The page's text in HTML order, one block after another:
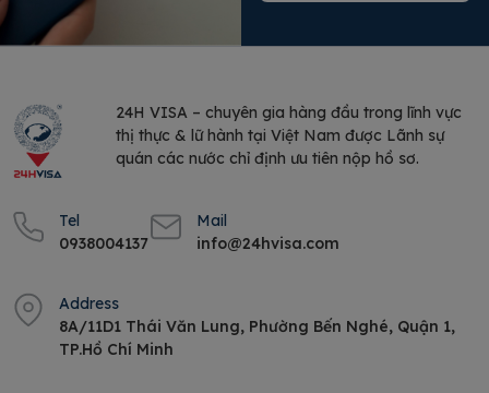
24H VISA – chuyên gia hàng đầu trong lĩnh vực
thị thực & lữ hành tại Việt Nam được Lãnh sự
quán các nước chỉ định ưu tiên nộp hồ sơ.
Tel
0938004137
Mail
info@24hvisa.com
Address
8A/11D1 Thái Văn Lung, Phường Bến Nghé, Quận 1,
TP.Hồ Chí Minh